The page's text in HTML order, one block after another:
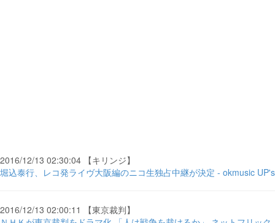
2016/12/13 02:30:04 【キリンジ】
堀込泰行、レコ発ライヴ大阪編のニコ生独占中継が決定 - okmusic UP's
2016/12/13 02:00:11 【東京裁判】